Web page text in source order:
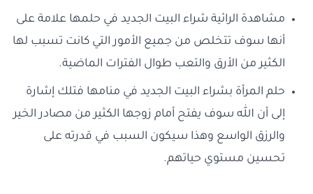
مشاهدة الرائية شراء البيت الجديد في حلمها علامة على
أنها سوف تتخلص من جميع الأمور التي كانت تسبب لها
الكثير من الأرق والتعب طوال الفترات الماضية.
حلم المرأة بشراء البيت الجديد في منامها فتلك إشارة
إلى أن الله سوف يفتح أمام زوجها الكثير من مصادر الخير
والرزق الواسع وهذا سيكون السبب في قدرته على
تحسين مستوي حياتهم.